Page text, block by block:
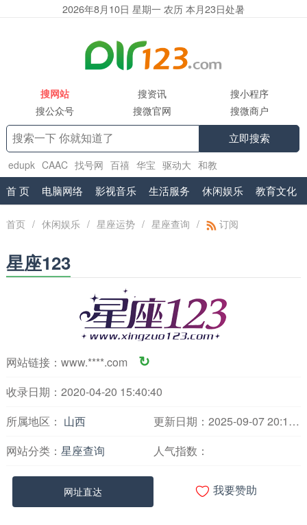
2026年8月10日 星期一 农历 本月23日处暑
搜网站 搜资讯
搜小程序
搜公众号
搜微官网 搜微商户
立即搜索
edupk CAAC 找号网 百禧 华宝 驱动大 和教
www.shuifa.cn 腾讯企业邮箱服务商
首 页 电脑网络 影视音乐 生活服务 休闲娱乐 教育文化
首页 / 休闲娱乐 / 星座运势 / 星座查询 / 订阅
星座123
网站链接： www.****.com ↻
收录日期：2020-04-20 15:40:40
所属地区： 山西
更新日期：2025-09-07 20:16:16
网站分类： 星座查询 人气指数：
网址直达  我要赞助